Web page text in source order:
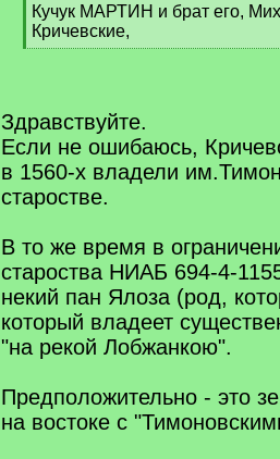
[
q
]
Кучук МАРТИН и брат его,
Кричевские,
[
Здравствуйте.
Если не ошибаюсь,
в 1560-х владели
старостве.
В то же время в
староства НИАБ 694-4-
некий пан Ялоза (род,
который владеет
"на рекой Лобжанкою".
Предположительно - это
на востоке с